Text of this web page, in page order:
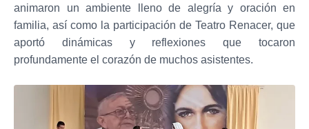
animaron un ambiente lleno de alegría y oración en
familia, así como la participación de Teatro Renacer, que
aportó dinámicas y reflexiones que tocaron
profundamente el corazón de muchos asistentes.